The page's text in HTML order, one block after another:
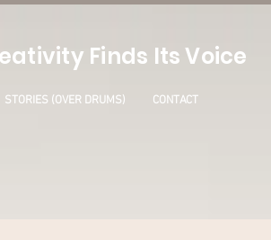
Finds Its Voice
STORIES (OVER DRUMS) CONTACT